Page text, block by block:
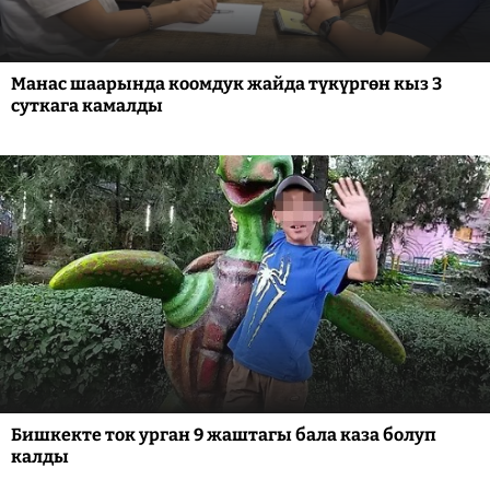
Манас шаарында коомдук жайда түкүргөн кыз 3
суткага камалды
Бишкекте ток урган 9 жаштагы бала каза болуп
калды